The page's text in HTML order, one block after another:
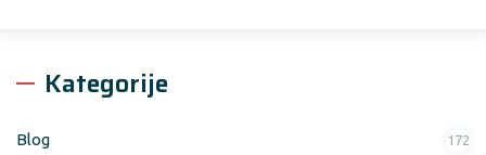
Kategorije
Blog 172